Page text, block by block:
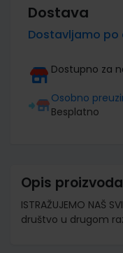
Dostava
Dostavljamo po
Dostupno za
Osobno
Besplatno
Opis proizvoda
ISTRAŽUJEMO NAŠ
društvo u drugom